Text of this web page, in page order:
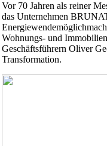
Vor 70 Jahren als reiner
das Unternehmen
Wohnungs- und
Geschäftsführern Oliver
Transformation.